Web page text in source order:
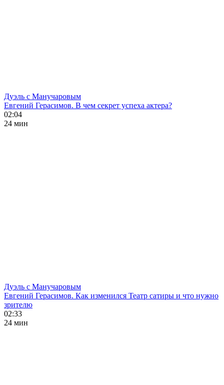
Дуэль с Манучаровым
Евгений Герасимов. В чем секрет успеха актера?
02:04
24 мин
Дуэль с Манучаровым
Евгений Герасимов. Как изменился Театр сатиры и что нужно
зрителю
02:33
24 мин